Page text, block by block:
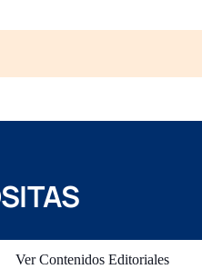
Ver Contenidos Editoriales